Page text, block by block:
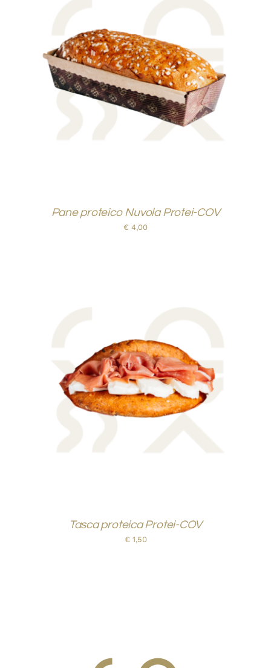
AGGIUNGI AL CARRELLO
/
DETTAGLI
Pane proteico Nuvola Protei-COV
€ 4,00
AGGIUNGI AL CARRELLO
/
DETTAGLI
Tasca proteica Protei-COV
€1,50